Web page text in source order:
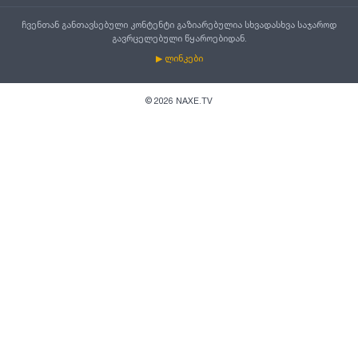
ჩვენთან განთავსებული კონტენტი გაზიარებულია სხვადასხვა საჯაროდ
გავრცელებული წყაროებიდან.
▶ ლინკები
© 2026 NAXE.TV